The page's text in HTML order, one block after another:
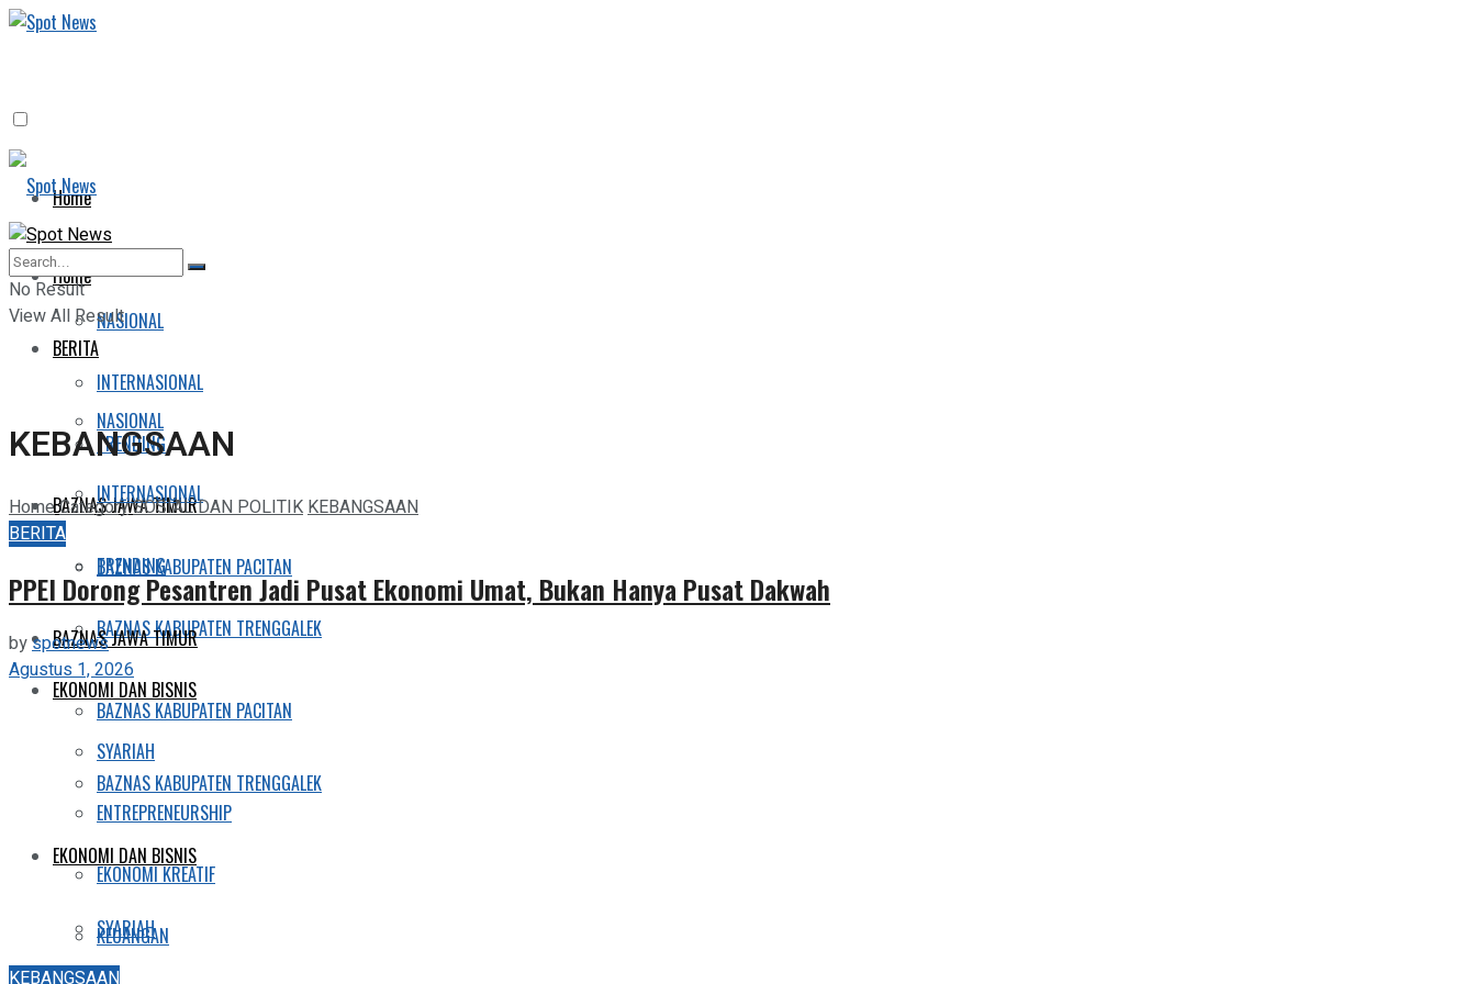
Home
BERITA
NASIONAL
INTERNASIONAL
TRENDING
BAZNAS JAWA TIMUR
BAZNAS KABUPATEN PACITAN
BAZNAS KABUPATEN TRENGGALEK
EKONOMI DAN BISNIS
SYARIAH
ENTREPRENEURSHIP
EKONOMI KREATIF
KEUANGAN
Home
BERITA
NASIONAL
INTERNASIONAL
TRENDING
BAZNAS JAWA TIMUR
BAZNAS KABUPATEN PACITAN
BAZNAS KABUPATEN TRENGGALEK
EKONOMI DAN BISNIS
SYARIAH
No Result
View All Result
KEBANGSAAN
HomeCategorySOSIAL DAN POLITIKKEBANGSAAN
BERITA
PPEI Dorong Pesantren Jadi Pusat Ekonomi Umat, Bukan Hanya Pusat Dakwah
byspotnews
Agustus 1, 2026
KEBANGSAAN